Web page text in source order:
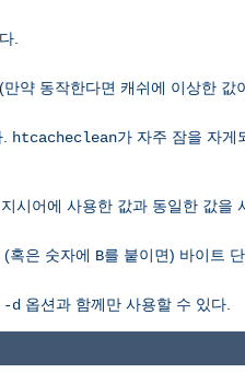
.
약 동작한다면 캐쉬에 이상한 값
htcacheclean가 자주 잠을 자게
지시어에 사용한 값과 동일한 값을
혹은 숫자에 B를 붙이면) 바이트
-d 옵션과 함께만 사용할 수 있다.